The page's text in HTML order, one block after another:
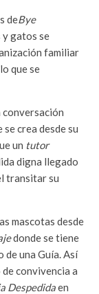
deBye
y gatos se
familiar
que se
conversación
crea desde su
un tutor
digna llegado
transitar su
mascotas desde
donde se tiene
una Guía. Así
convivencia a
Despedidaen